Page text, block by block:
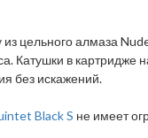
из цельного алмаза
Катушки в
без искажений.
Black S не имеет